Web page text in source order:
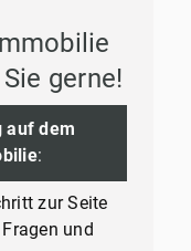
gerne!
auf dem
:
zur Seite
und